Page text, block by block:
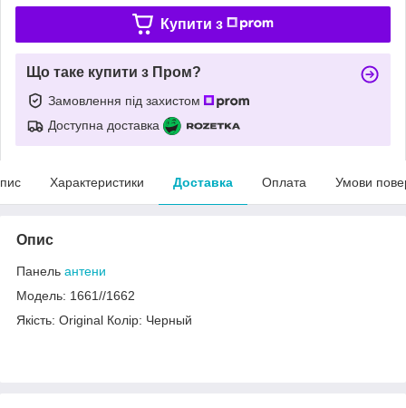
Купити з
Що таке купити з Пром?
Замовлення під захистом
Доступна доставка
Характеристики Доставка Оплата Умови
Опис
Панель антени
Модель: 1661//1662
Якість: Original Колір: Черный